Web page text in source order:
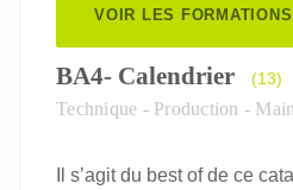
VOIR LES FORMATIONS
BA4- Calendrier (13)
Technique - Production -
Il s’agit du best of de ce